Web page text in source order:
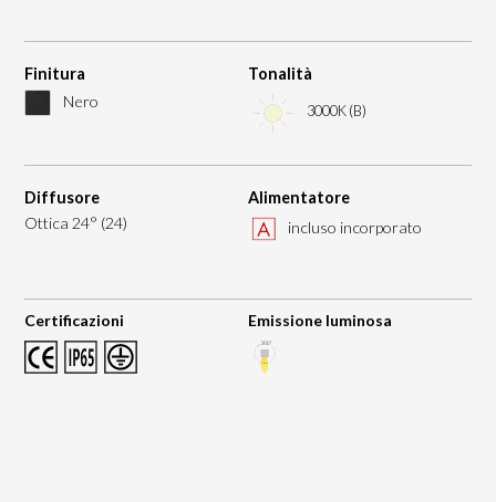
Finitura
Nero
Tonalità
3000K (B)
Diffusore
Ottica 24° (24)
Alimentatore
incluso incorporato
Certificazioni Emissione luminosa